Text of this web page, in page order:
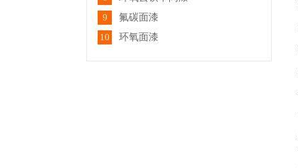
9
氟碳面漆
10
环氧面漆